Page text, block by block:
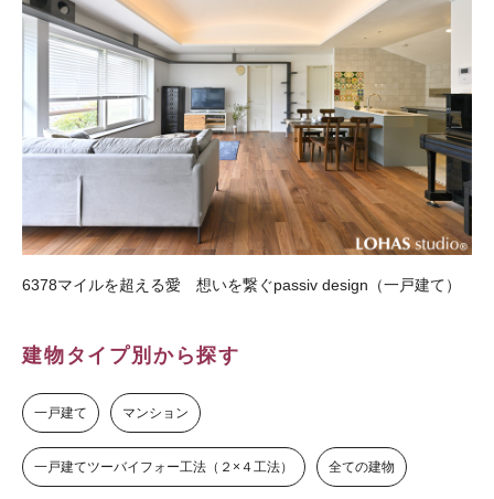
6378マイルを超える愛 想いを繋ぐpassiv design（一戸建て）
建物タイプ別から探す
一戸建て マンション
一戸建てツーバイフォー工法（２×４工法） 全ての建物